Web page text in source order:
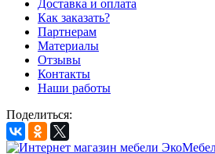
Доставка и оплата
Как заказать?
Партнерам
Материалы
Отзывы
Контакты
Наши работы
Поделиться: